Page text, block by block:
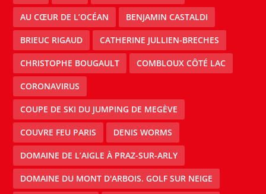
AU CŒUR DE L’OCÉAN BENJAMIN CASTALDI
BRIEUC RIGAUD CATHERINE JULLIEN-BRECHES
CHRISTOPHE BOUGAULT COMBLOUX CÔTÉ LAC
CORONAVIRUS
COUPE DE SKI DU JUMPING DE MEGÈVE
COUVRE FEU PARIS DENIS WORMS
DOMAINE DE L’AIGLE À PRAZ-SUR-ARLY
DOMAINE DU MONT D'ARBOIS. GOLF SUR NEIGE